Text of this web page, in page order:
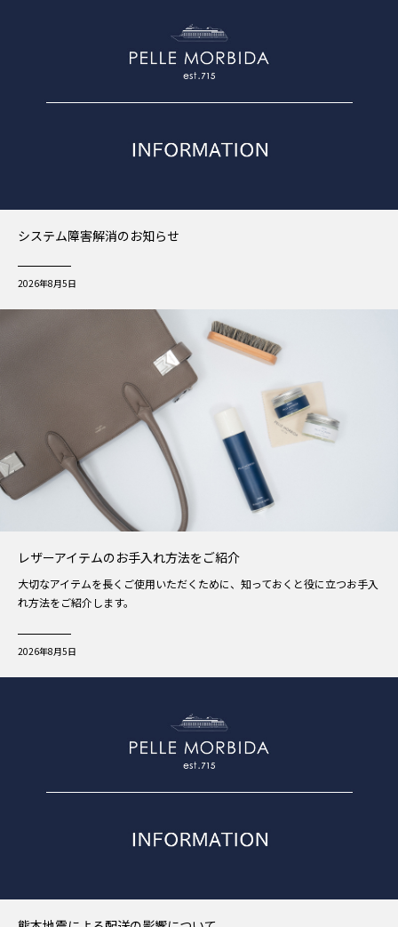
システム障害解消のお知らせ
2026年8月5日
レザーアイテムのお手入れ方法をご紹介
大切なアイテムを長くご使用いただくために、知っておくと役に立つお手入
れ方法をご紹介します。
2026年8月5日